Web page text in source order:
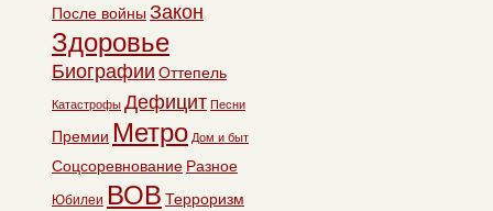
После войны Закон
Здоровье
Биографии Оттепель
Катастрофы Дефицит Песни
Премии Метро Дом и быт
Соцсоревнование Разное
Юбилеи ВОВ Терроризм